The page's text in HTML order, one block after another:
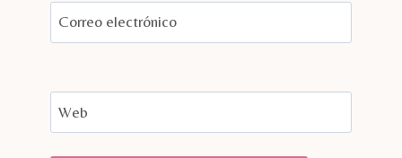
Correo electrónico
Web